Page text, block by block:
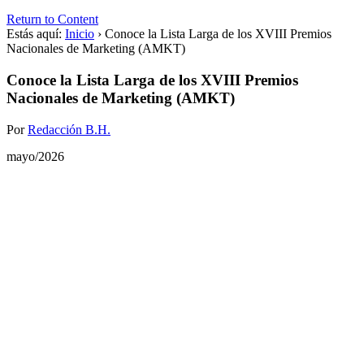
Return to Content
Estás aquí: Inicio › Conoce la Lista Larga de los XVIII Premios
Nacionales de Marketing (AMKT)
Conoce la Lista Larga de los XVIII Premios
Nacionales de Marketing (AMKT)
PorRedacción B.H.
mayo/2026